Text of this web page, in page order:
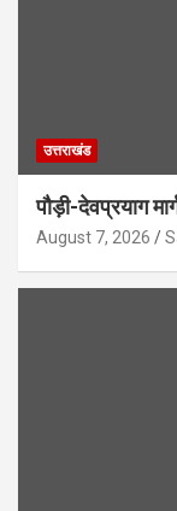
उत्तराखंड
पौड़ी-देवप्रयाग
August 7, 2026